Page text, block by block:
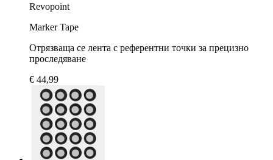
Revopoint
Marker Tape
Отрязваща се лента с референтни точки за прецизно
проследяване
€ 44,99